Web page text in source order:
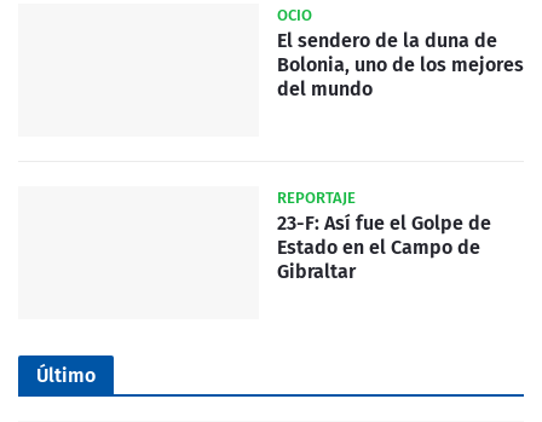
OCIO
El sendero de la duna de
Bolonia, uno de los mejores
del mundo
REPORTAJE
23-F: Así fue el Golpe de
Estado en el Campo de
Gibraltar
Último